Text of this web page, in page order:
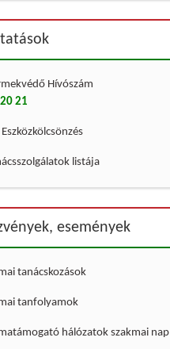
Hívószám
21
listája
események
tanácskozások
tanfolyamok
hálózatok szakmai nap